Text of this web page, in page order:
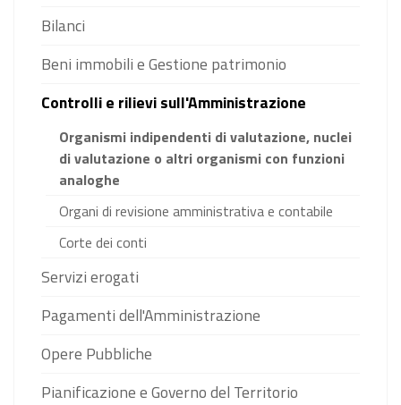
Bilanci
Beni immobili e Gestione patrimonio
Controlli e rilievi sull'Amministrazione
Organismi indipendenti di valutazione, nuclei
di valutazione o altri organismi con funzioni
analoghe
Organi di revisione amministrativa e contabile
Corte dei conti
Servizi erogati
Pagamenti dell'Amministrazione
Opere Pubbliche
Pianificazione e Governo del Territorio